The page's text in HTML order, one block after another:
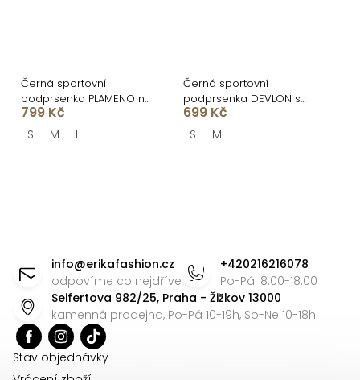
Černá sportovní
podprsenka PLAMENO na
zip
799 Kč
S M L
Černá sportovní
podprsenka DEVLON s
výstřihem
699 Kč
S M L
a
c
í
info@erikafashion.cz
odpovíme co nejdříve
+420216216078
Po-Pá: 8:00-18:00
Seifertova 982/25, Praha - Žižkov 13000
kamenná prodejna, Po-Pá 10-19h, So-Ne 10-18h
Stav objednávky